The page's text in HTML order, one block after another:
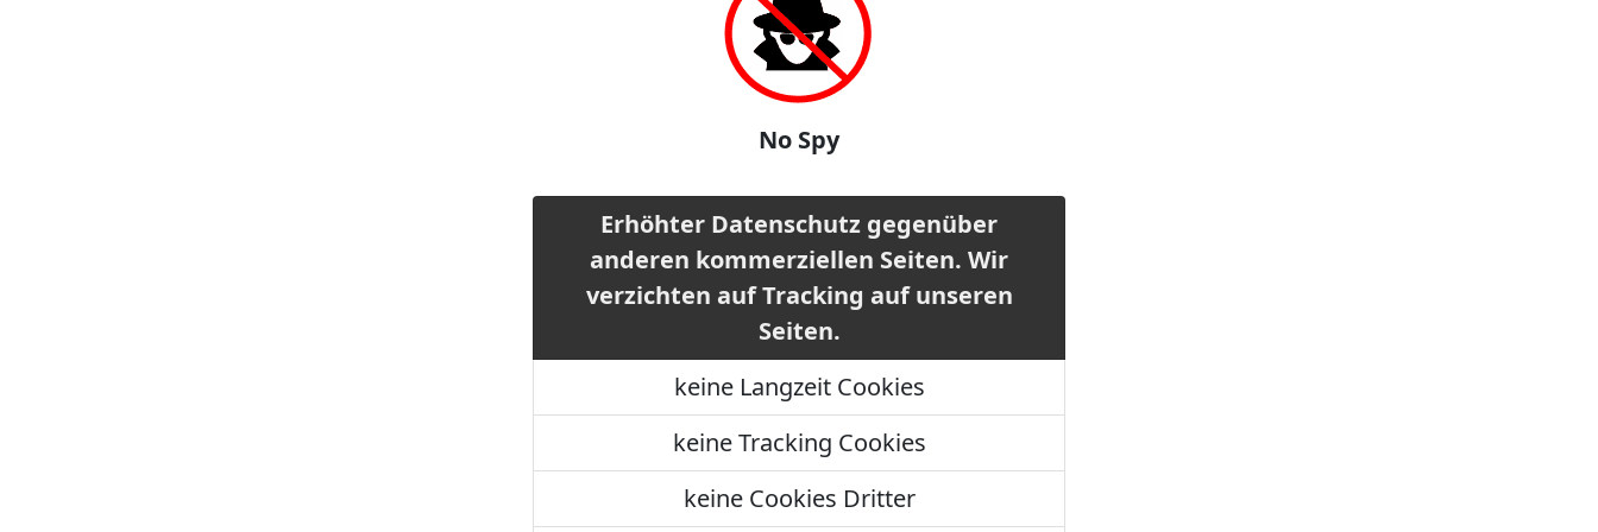
No Spy
Erhöhter Datenschutz gegenüber
anderen kommerziellen Seiten. Wir
verzichten auf Tracking auf unseren
Seiten.
keine Langzeit Cookies
keine Tracking Cookies
keine Cookies Dritter